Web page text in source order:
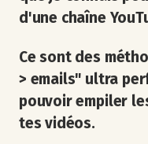
d'une chaîne
Ce sont des
> emails" ultra
pouvoir empiler
tes vidéos.